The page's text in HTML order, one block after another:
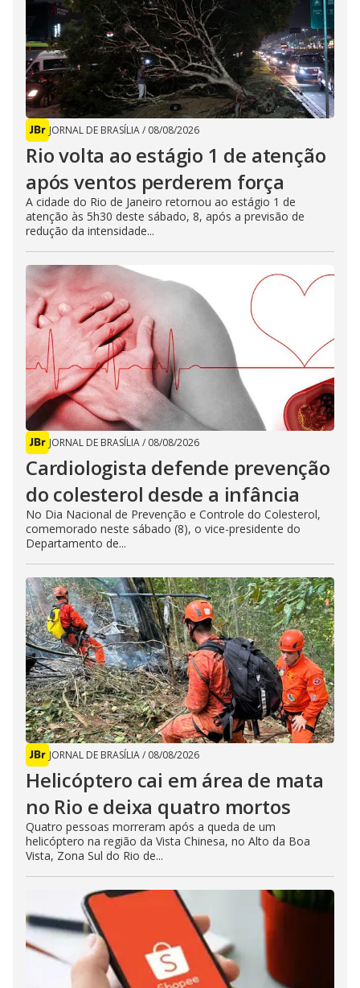
JORNAL DE BRASÍLIA/ 08/08/2026
Rio volta ao estágio 1 de atenção
após ventos perderem força
A cidade do Rio de Janeiro retornou ao estágio 1 de
atenção às 5h30 deste sábado, 8, após a previsão de
redução da intensidade...
JORNAL DE BRASÍLIA/ 08/08/2026
Cardiologista defende prevenção
do colesterol desde a infância
No Dia Nacional de Prevenção e Controle do Colesterol,
comemorado neste sábado (8), o vice-presidente do
Departamento de...
JORNAL DE BRASÍLIA/ 08/08/2026
Helicóptero cai em área de mata
no Rio e deixa quatro mortos
Quatro pessoas morreram após a queda de um
helicóptero na região da Vista Chinesa, no Alto da Boa
Vista, Zona Sul do Rio de...